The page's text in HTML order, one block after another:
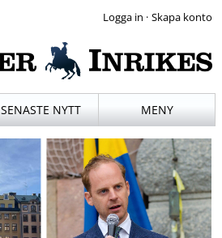
·
SENASTE NYTT MENY